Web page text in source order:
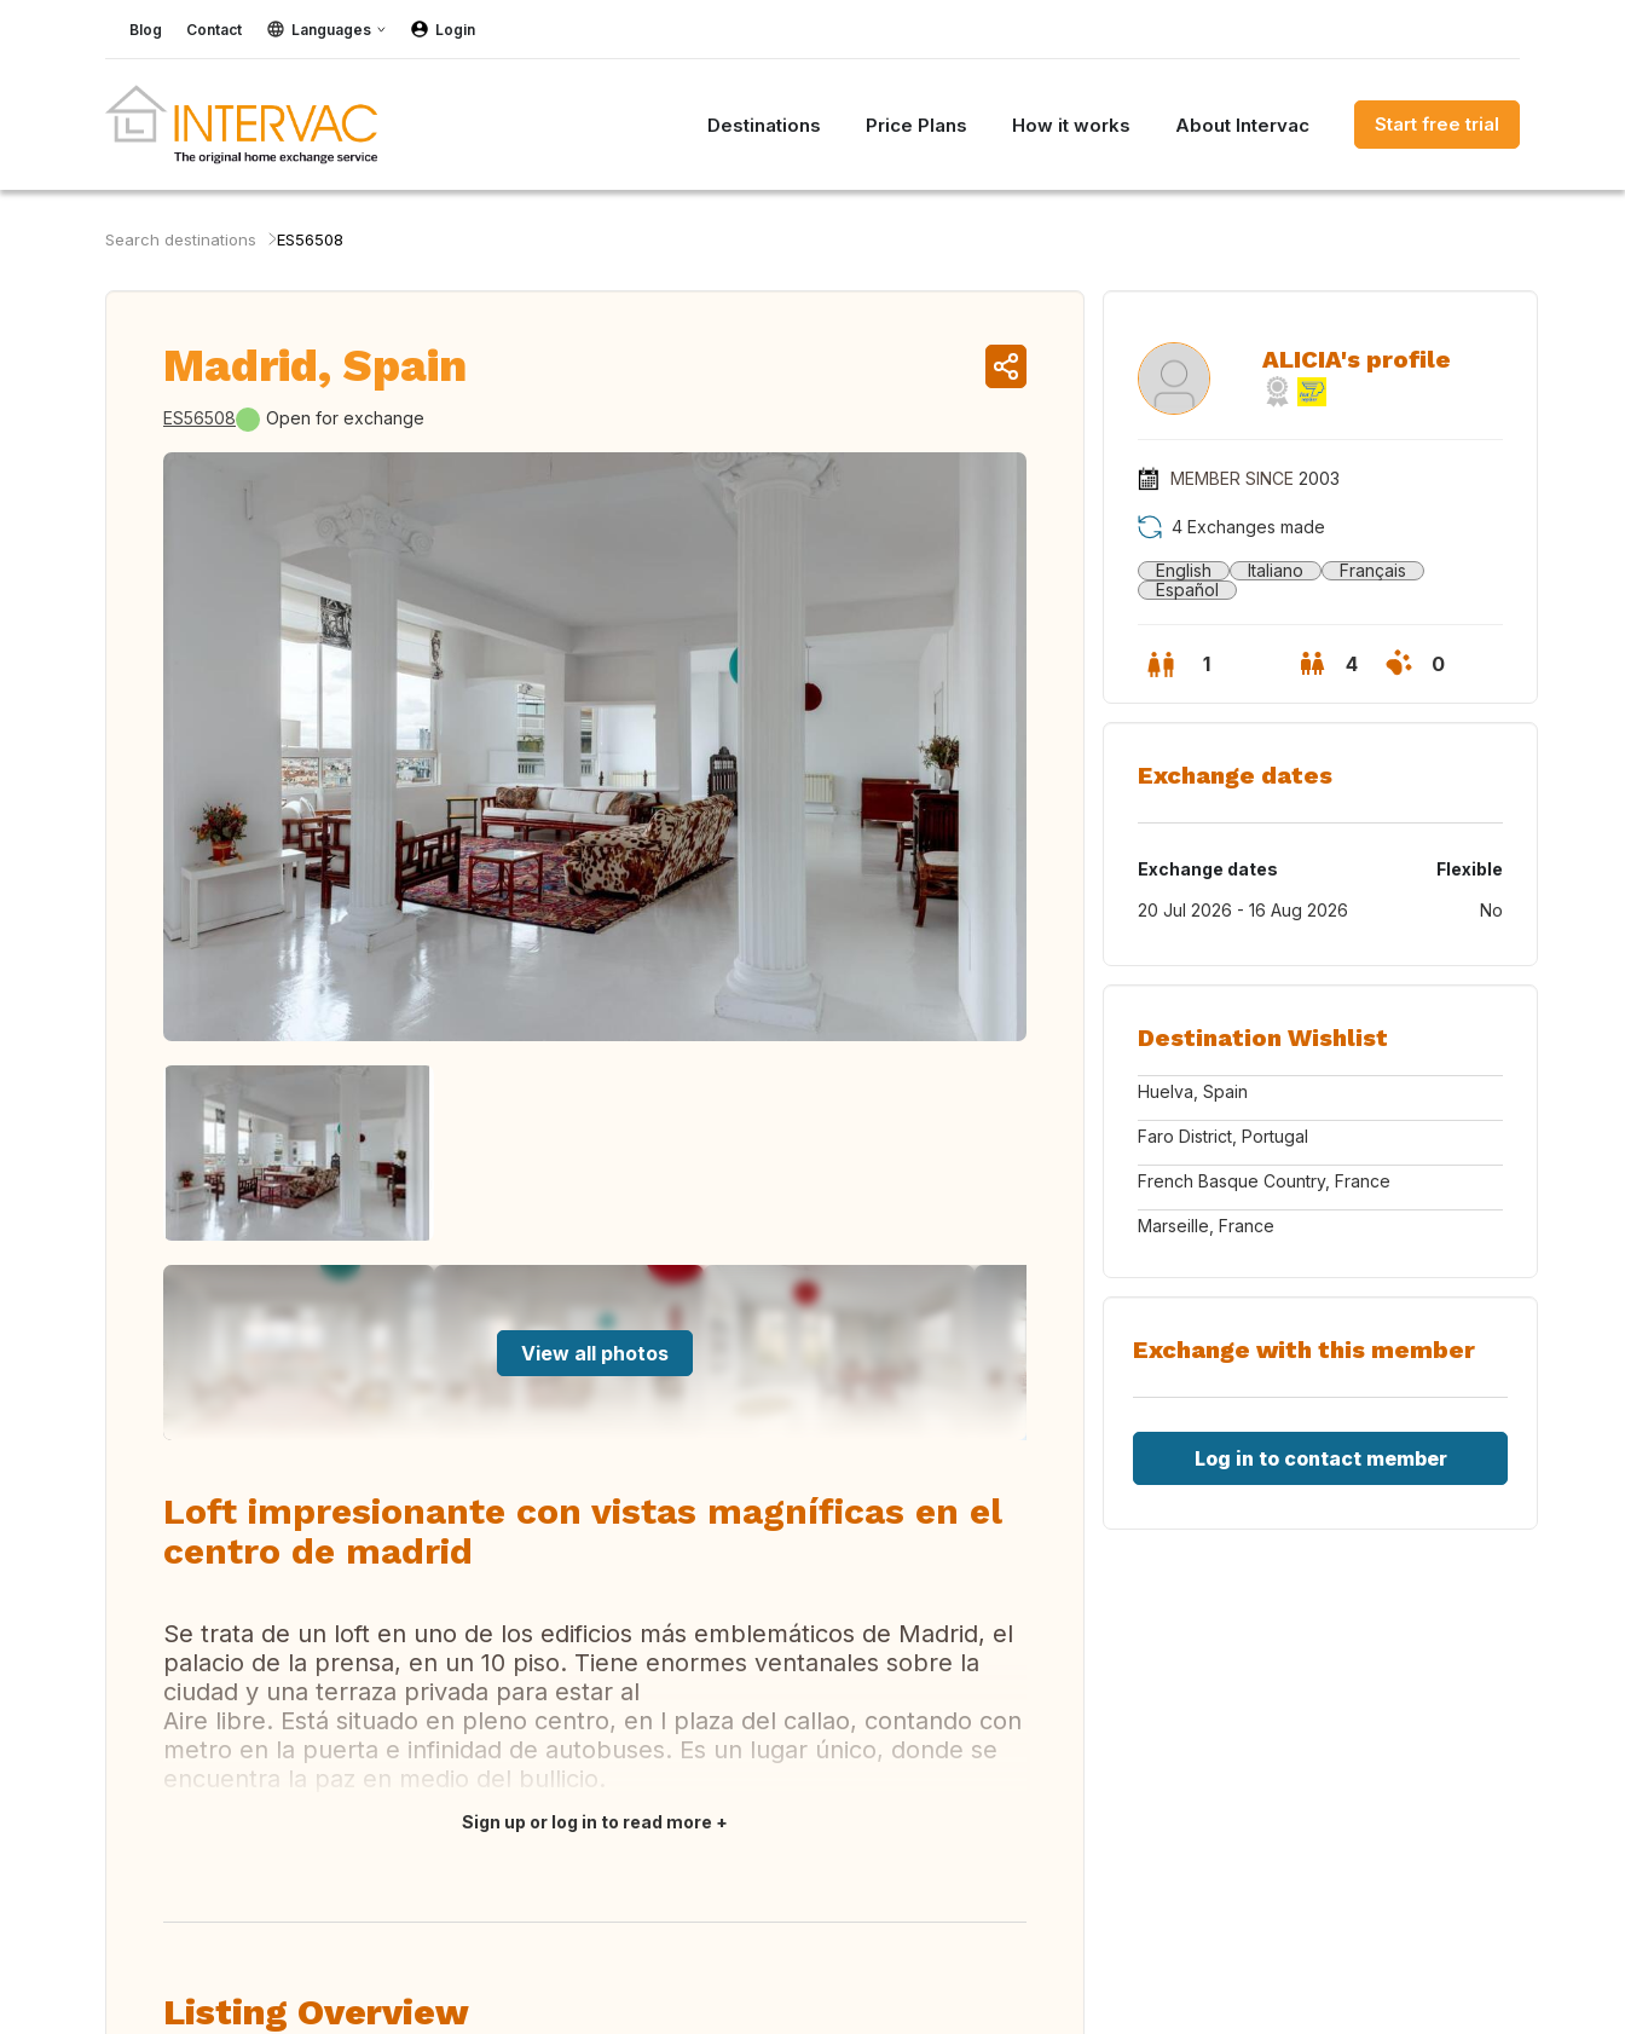
Blog Contact Languages Login
Destinations Price Plans How it works About Intervac Start free trial
Search destinations ES56508
Madrid, Spain
ES56508 Open for exchange
View all photos
Loft impresionante con vistas magníficas en el
centro de madrid
Se trata de un loft en uno de los edificios más emblemáticos de Madrid, el
palacio de la prensa, en un 10 piso. Tiene enormes ventanales sobre la
ciudad y una terraza privada para estar al
Aire libre. Está situado en pleno centro, en l plaza del callao, contando con
metro en la puerta e infinidad de autobuses. Es un lugar único, donde se
encuentra la paz en medio del bullicio.
Sign up or log in to read more
Listing Overview
ALICIA's profile
MEMBER SINCE 2003
4 Exchanges made
English Italiano
Français
Español
1 4 0
Exchange dates
Exchange dates
Flexible
20 Jul 2026 - 16 Aug 2026
No
Destination Wishlist
Huelva, Spain
Faro District, Portugal
French Basque Country, France
Marseille, France
Exchange with this member
Log in to contact member